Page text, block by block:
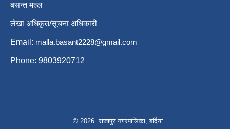
बसन्त मल्ल
लेखा अधिकृत/सूचना अधिकारी
Email: malla.basant2228@gmail.com
Phone: 9803920712
© 2026 राजापुर नगरपालिका, बर्दिया